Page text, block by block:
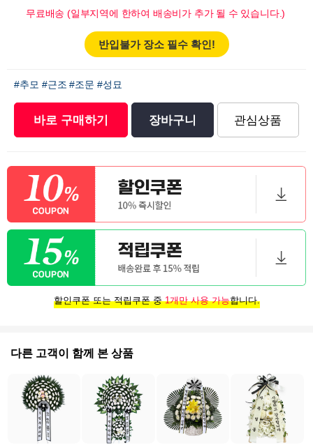
무료배송 (일부지역에 한하여 배송비가 추가 될 수 있습니다.)
반입불가 장소 필수 확인!
#추모 #근조 #조문 #성묘
바로 구매하기 장바구니 관심상품
할인쿠폰 또는 적립쿠폰 중1개만 사용 가능합니다.
다른 고객이 함께 본 상품